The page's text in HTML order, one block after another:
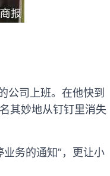
公司上班。在他快到
其妙地从钉钉里消失
务的通知”，更让小